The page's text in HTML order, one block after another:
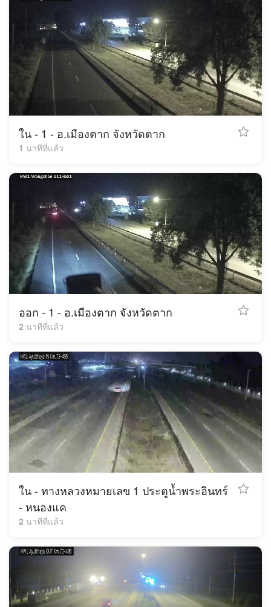
ใน - 1 - อ.เมืองตาก จังหวัดตาก
1 นาทีที่แล้ว
ออก - 1 - อ.เมืองตาก จังหวัดตาก
2 นาทีที่แล้ว
ใน - ทางหลวงหมายเลข 1 ประตูน้ำพระอินทร์
- หนองแค
2 นาทีที่แล้ว